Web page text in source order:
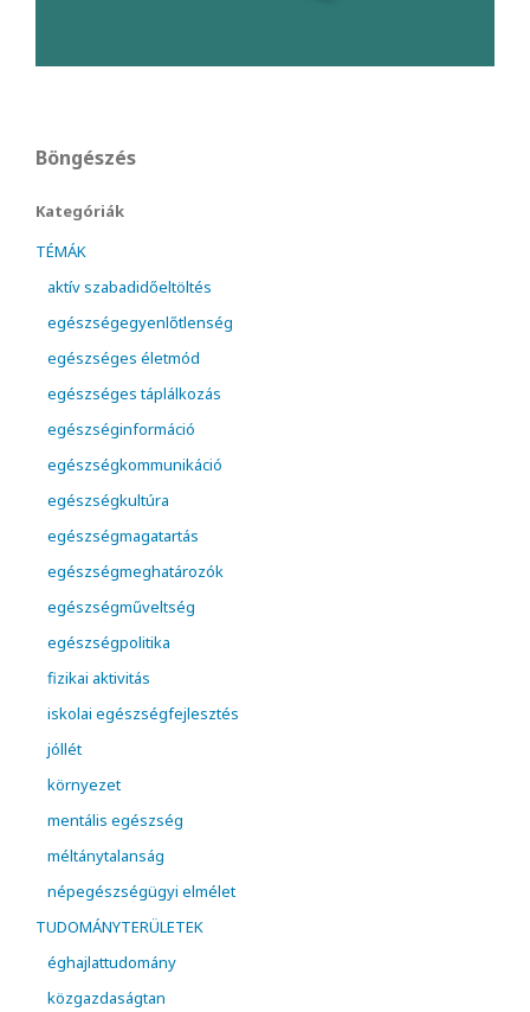
Böngészés
Kategóriák
TÉMÁK
aktív szabadidőeltöltés
egészségegyenlőtlenség
egészséges életmód
egészséges táplálkozás
egészséginformáció
egészségkommunikáció
egészségkultúra
egészségmagatartás
egészségmeghatározók
egészségműveltség
egészségpolitika
fizikai aktivitás
iskolai egészségfejlesztés
jóllét
környezet
mentális egészség
méltánytalanság
népegészségügyi elmélet
TUDOMÁNYTERÜLETEK
éghajlattudomány
közgazdaságtan